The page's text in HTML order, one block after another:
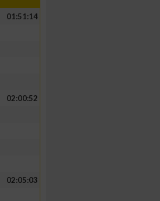
01:51:14
02:00:52
02:05:03